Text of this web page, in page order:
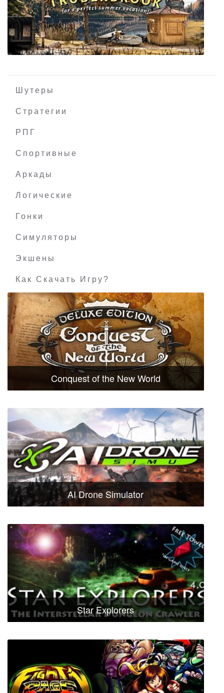
Lord of Dwarves
Шутеры
Стратегии
РПГ
Спортивные
Аркады
Логические
Гонки
Симуляторы
Экшены
Как Скачать Игру?
Conquest of the New World
AI Drone Simulator
Star Explorers